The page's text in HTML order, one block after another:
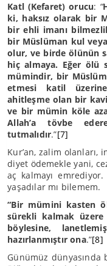
Katl (Kefaret) orucu: “
ki, haksız olarak bir
bir ehli imanı
bir Müslüman kul
olur, ve birde ölünün
hiç almaya. Eğer ölü
mümindir, bir
etmesi katil
ahitleşme olan bir
ve bir mümin köle
Allah’a tövbe
tutmalıdır.”[7]
Kur’an, zalim
diyet ödemekle yani,
aç kalmayı
yaşadılar mı bilemem.
“Bir mümini kasten
sürekli kalmak
böylesine,
hazırlanmıştır ona.”[8]
Günümüz dünyasında